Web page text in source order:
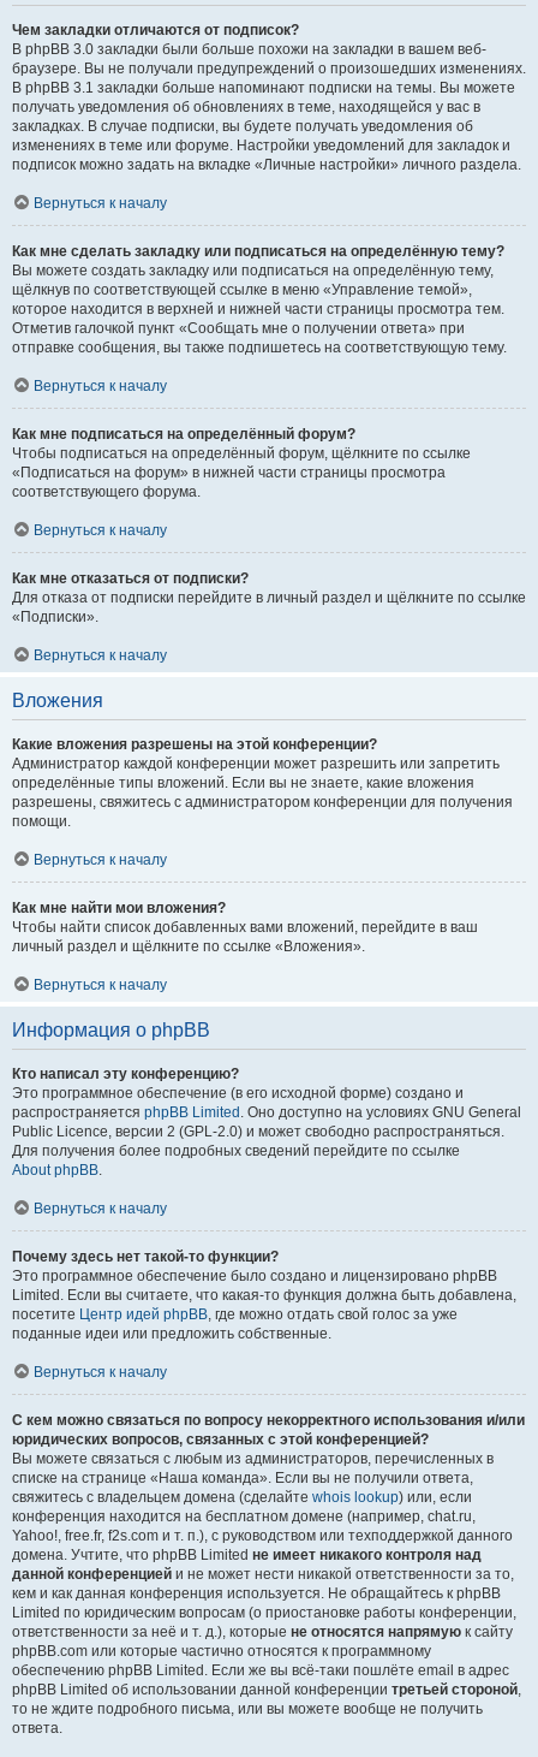
Чем закладки отличаются от подписок?
В phpBB 3.0 закладки были больше похожи на закладки в вашем веб-
браузере. Вы не получали предупреждений о произошедших изменениях.
В phpBB 3.1 закладки больше напоминают подписки на темы. Вы можете
получать уведомления об обновлениях в теме, находящейся у вас в
закладках. В случае подписки, вы будете получать уведомления об
изменениях в теме или форуме. Настройки уведомлений для закладок и
подписок можно задать на вкладке «Личные настройки» личного раздела.
Вернуться к началу
Как мне сделать закладку или подписаться на определённую тему?
Вы можете создать закладку или подписаться на определённую тему,
щёлкнув по соответствующей ссылке в меню «Управление темой»,
которое находится в верхней и нижней части страницы просмотра тем.
Отметив галочкой пункт «Сообщать мне о получении ответа» при
отправке сообщения, вы также подпишетесь на соответствующую тему.
Вернуться к началу
Как мне подписаться на определённый форум?
Чтобы подписаться на определённый форум, щёлкните по ссылке
«Подписаться на форум» в нижней части страницы просмотра
соответствующего форума.
Вернуться к началу
Как мне отказаться от подписки?
Для отказа от подписки перейдите в личный раздел и щёлкните по ссылке
«Подписки».
Вернуться к началу
Вложения
Какие вложения разрешены на этой конференции?
Администратор каждой конференции может разрешить или запретить
определённые типы вложений. Если вы не знаете, какие вложения
разрешены, свяжитесь с администратором конференции для получения
помощи.
Вернуться к началу
Как мне найти мои вложения?
Чтобы найти список добавленных вами вложений, перейдите в ваш
личный раздел и щёлкните по ссылке «Вложения».
Вернуться к началу
Информация о phpBB
Кто написал эту конференцию?
Это программное обеспечение (в его исходной форме) создано и
распространяется phpBB Limited . Оно доступно на условиях GNU General
Public Licence, версии 2 (GPL-2.0) и может свободно распространяться.
Для получения более подробных сведений перейдите по ссылке
About phpBB.
Вернуться к началу
Почему здесь нет такой-то функции?
Это программное обеспечение было создано и лицензировано phpBB
Limited. Если вы считаете, что какая-то функция должна быть добавлена,
посетите Центр идей phpBB, где можно отдать свой голос за уже
поданные идеи или предложить собственные.
Вернуться к началу
С кем можно связаться по вопросу некорректного использования и/или
юридических вопросов, связанных с этой конференцией?
Вы можете связаться с любым из администраторов, перечисленных в
списке на странице «Наша команда». Если вы не получили ответа,
свяжитесь с владельцем домена (сделайте whois lookup) или, если
конференция находится на бесплатном домене (например, chat.ru,
Yahoo!, free.fr, f2s.com и т. п.), с руководством или техподдержкой данного
домена. Учтите, что phpBB Limited не имеет никакого контроля над
данной конференцией и не может нести никакой ответственности за то,
кем и как данная конференция используется. Не обращайтесь к phpBB
Limited по юридическим вопросам (о приостановке работы конференции,
ответственности за неё и т. д.), которые не относятся напрямую к сайту
phpBB.com или которые частично относятся к программному
обеспечению phpBB Limited. Если же вы всё-таки пошлёте email в адрес
phpBB Limited об использовании данной конференции третьей стороной,
то не ждите подробного письма, или вы можете вообще не получить
ответа.